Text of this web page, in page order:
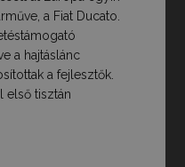
a Fiat Ducato.
a hajtáslánc
a fejlesztők.
első tisztán